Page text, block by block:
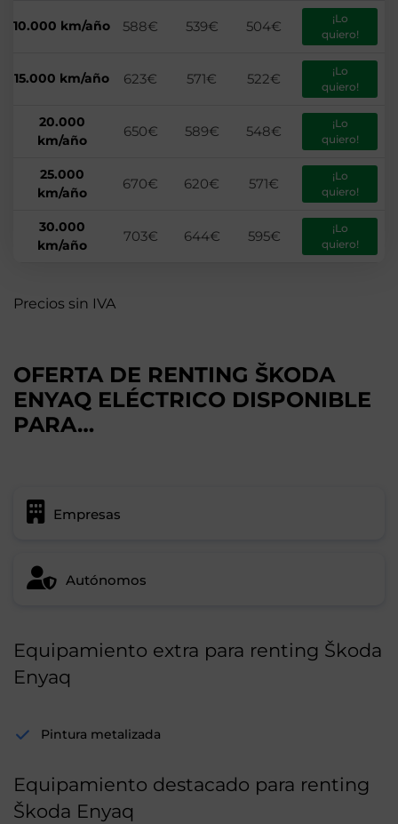
10.000 km/año 588€ 539€ 504€
¡Lo
quiero!
15.000 km/año 623€ 571€ 522€
¡Lo
quiero!
20.000
km/año
650€ 589€ 548€
¡Lo
quiero!
25.000
km/año
670€ 620€ 571€
¡Lo
quiero!
30.000
km/año
703€ 644€ 595€
¡Lo
quiero!
Precios sin IVA
OFERTA DE RENTING ŠKODA
ENYAQ ELÉCTRICO DISPONIBLE
PARA…
Empresas
Autónomos
Equipamiento extra para renting Škoda
Enyaq
Pintura metalizada
Equipamiento destacado para renting
Škoda Enyaq